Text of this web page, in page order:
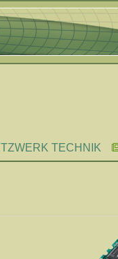
TECHNIK